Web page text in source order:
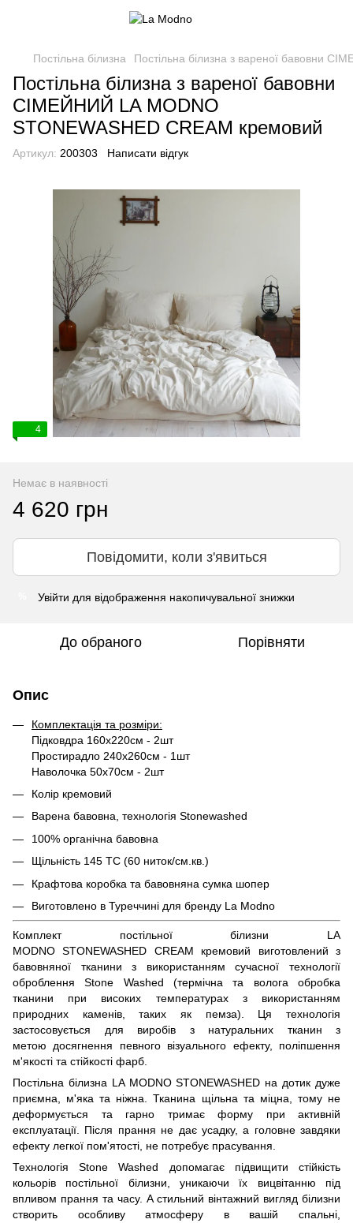
Постільна білизна Постільна білизна з вареної бавовни
Постільна білизна з вареної бавовни
СІМЕЙНИЙ LA MODNO
STONEWASHED CREAM кремовий
Артикул: 200303 Написати відгук
4
Немає в наявності
4 620 грн
Повідомити, коли з'явиться
Увійти для відображення накопичувальної знижки
До обраного Порівняти
Опис
Комплектація та розміри:
Підковдра 160х220см - 2шт
Простирадло 240х260см - 1шт
Наволочка 50х70см - 2шт
Колір кремовий
Варена бавовна, технологія Stonewashed
100% органічна бавовна
Щільність 145 ТС (60 ниток/см.кв.)
Крафтова коробка та бавовняна сумка шопер
Виготовлено в Туреччині для бренду La Modno
Комплект постільної білизни LA
MODNO STONEWASHED CREAM кремовий виготовлений з
бавовняної тканини з використанням сучасної технології
оброблення Stone Washed (термічна та волога обробка
тканини при високих температурах з використанням
природних каменів, таких як пемза). Ця технологія
застосовується для виробів з натуральних тканин з
метою досягнення певного візуального ефекту, поліпшення
м'якості та стійкості фарб.
Постільна білизна LA MODNO STONEWASHED на дотик дуже
приємна, м'яка та ніжна. Тканина щільна та міцна, тому не
деформується та гарно тримає форму при активній
експлуатації. Після прання не дає усадку, а головне завдяки
ефекту легкої пом'ятості, не потребує прасування.
Технологія Stone Washed допомагає підвищити стійкість
кольорів постільної білизни, уникаючи їх вицвітанню під
впливом прання та часу. А стильний вінтажний вигляд білизни
створить особливу атмосферу в вашій спальні,